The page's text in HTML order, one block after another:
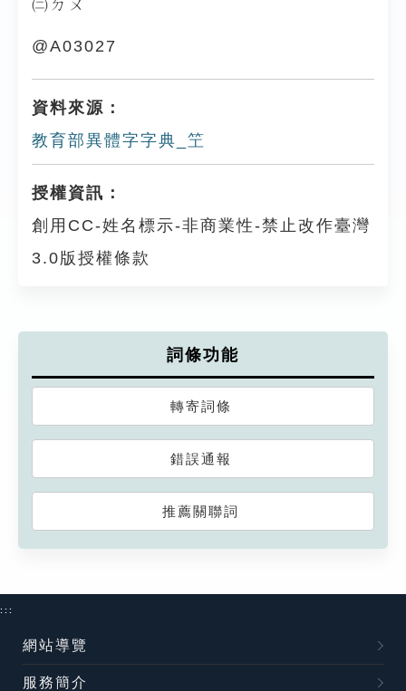
㈡ㄉㄨˇ
@A03027
資料來源：
教育部異體字字典_笁
授權資訊：
創用CC-姓名標示-非商業性-禁止改作臺灣
3.0版授權條款
詞條功能
轉寄詞條
錯誤通報
推薦關聯詞
:::
網站導覽
服務簡介